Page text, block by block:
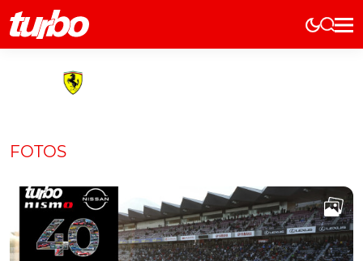
Elétricos
Marcas
Comerciais
Curiosidades
Elétricos
FOTOS